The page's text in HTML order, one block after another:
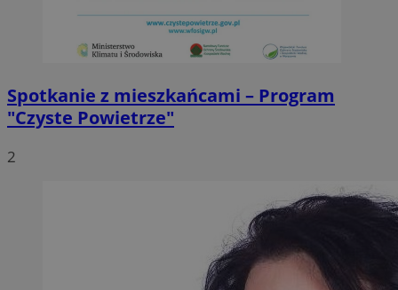
Spotkanie z mieszkańcami – Program
"Czyste Powietrze"
2